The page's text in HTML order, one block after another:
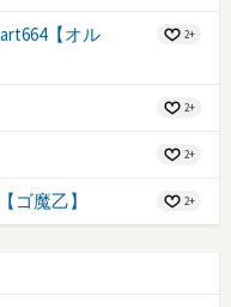
【オル
2+
2+
2+
ゴ魔乙】 2+